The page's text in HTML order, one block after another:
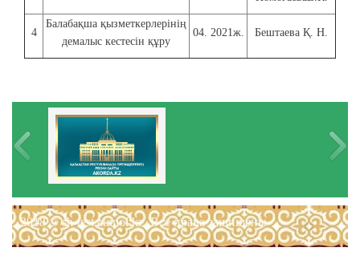
4
Балабақша қызметкерлерінің
демалыс кестесін құру
04. 2021ж. Бештаева Қ. Н.
2018 © sh-test.akmol.kz. Все права защищены